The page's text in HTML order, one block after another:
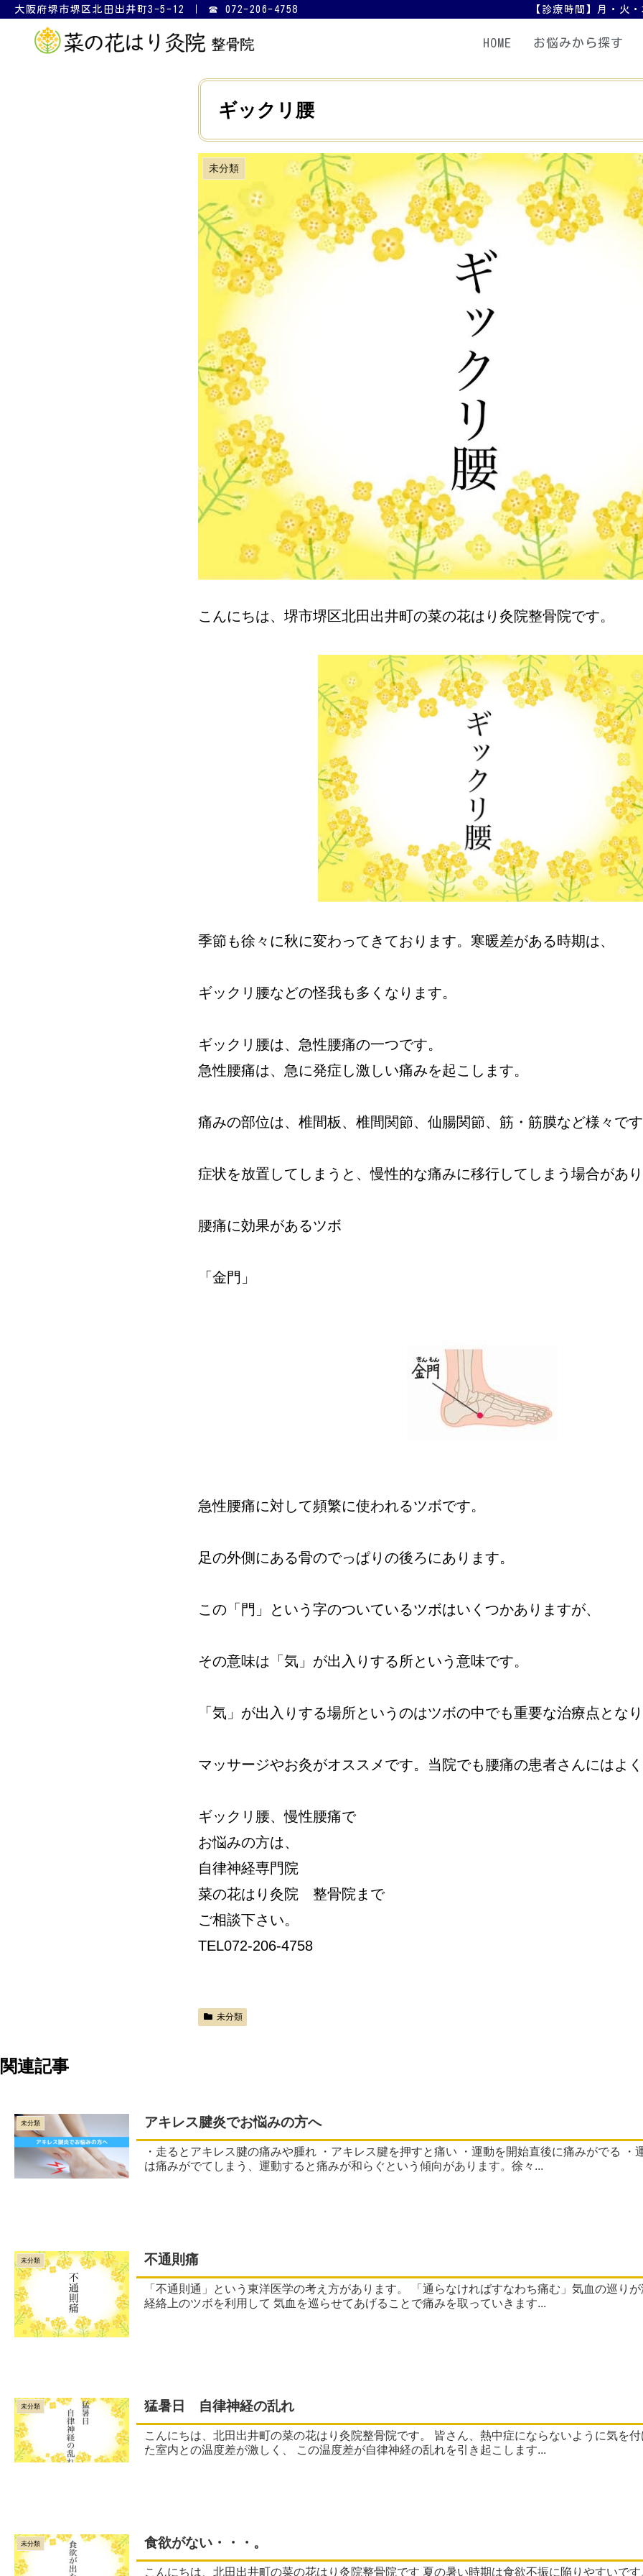
大阪府堺市堺区北田出井町3-5-12 ｜ ☎ 072-206-4758 【診療時間】月・
HOME お悩みから探す
ギックリ腰
未分類
こんにちは、堺市堺区北田出井町の菜の花はり灸院整骨院です。
季節も徐々に秋に変わってきております。寒暖差がある時期は、
ギックリ腰などの怪我も多くなります。
ギックリ腰は、急性腰痛の一つです。
急性腰痛は、急に発症し激しい痛みを起こします。
痛みの部位は、椎間板、椎間関節、仙腸関節、筋・筋膜など様々です
症状を放置してしまうと、慢性的な痛みに移行してしまう場合があり
腰痛に効果があるツボ
「金門」
急性腰痛に対して頻繁に使われるツボです。
足の外側にある骨のでっぱりの後ろにあります。
この「門」という字のついているツボはいくつかありますが、
その意味は「気」が出入りする所という意味です。
「気」が出入りする場所というのはツボの中でも重要な治療点となり
マッサージやお灸がオススメです。当院でも腰痛の患者さんにはよ
ギックリ腰、慢性腰痛で
お悩みの方は、
自律神経専門院
菜の花はり灸院 整骨院まで
ご相談下さい。
TEL072-206-4758
未分類
関連記事
未分類 アキレス腱炎でお悩みの方へ
・走るとアキレス腱の痛みや腫れ ・アキレス腱を押すと痛い ・運動を開始直後に痛みがでる ・運動を継続すると痛みが和らぐ 上記のように、運動開始直後
は痛みがでてしまう、運動すると痛みが和らぐという傾向があります。徐々...
未分類 不通則痛
「不通則通」という東洋医学の考え方があります。 「通らなければすなわち痛む」気血の巡りが滞ると カラダにさまざまた症状が表れます。 経絡治療は、
経絡上のツボを利用して 気血を巡らせてあげることで痛みを取っていきます...
未分類 猛暑日 自律神経の乱れ
こんにちは、北田出井町の菜の花はり灸院整骨院です。 皆さん、熱中症にならないように気を付けてくださいね！！ 夏は、炎天下の屋外とクーラーの効い
た室内との温度差が激しく、 この温度差が自律神経の乱れを引き起こします...
未分類 食欲がない・・・。
こんにちは、北田出井町の菜の花はり灸院整骨院です 夏の暑い時期は食欲不振に陥りやすいです。 夏バテで食欲が出ないといってアイスや好きなものばか